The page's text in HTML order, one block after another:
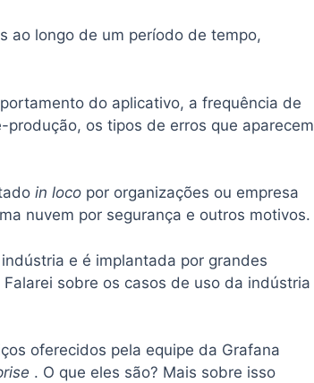
ao longo de um período de tempo,
do aplicativo, a frequência de
os tipos de erros que aparecem
in loco por organizações ou empresa
nuvem por segurança e outros motivos.
e é implantada por grandes
sobre os casos de uso da indústria
oferecidos pela equipe da Grafana
. O que eles são? Mais sobre isso